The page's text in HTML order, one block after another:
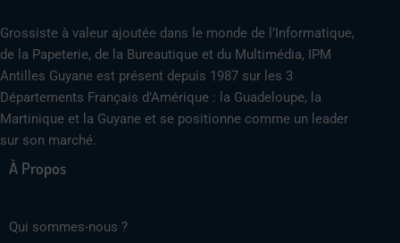
Grossiste à valeur ajoutée dans le monde de l’Informatique,
de la Papeterie, de la Bureautique et du Multimédia, IPM
Antilles Guyane est présent depuis 1987 sur les 3
Départements Français d’Amérique : la Guadeloupe, la
Martinique et la Guyane et se positionne comme un leader
sur son marché.
À Propos
Qui sommes-nous ?